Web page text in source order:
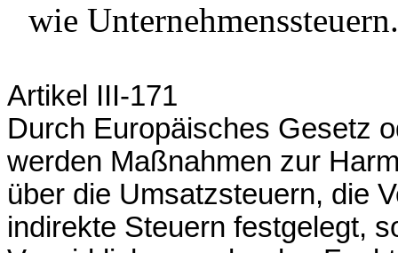
wie Unternehmenssteuern.
Artikel III-171
Durch Europäisches Gesetz
werden Maßnahmen zur
über die Umsatzsteuern, die
indirekte Steuern festgelegt,